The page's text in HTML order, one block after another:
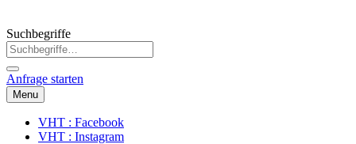
Suchbegriffe
Anfrage starten
Menu
VHT : Facebook
VHT : Instagram